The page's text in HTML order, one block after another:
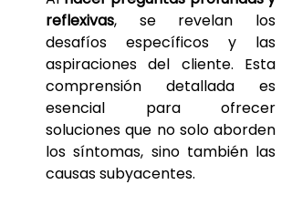
reflexivas, se revelan los
desafíos específicos y las
aspiraciones del cliente. Esta
comprensión detallada es
esencial para ofrecer
soluciones que no solo aborden
los síntomas, sino también las
causas subyacentes.